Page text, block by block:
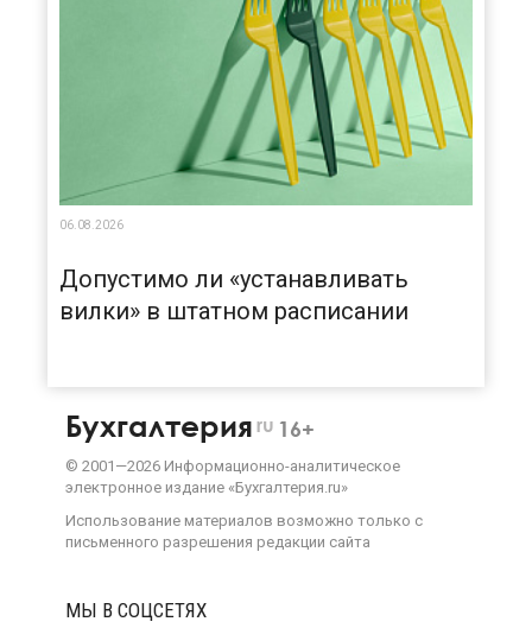
06.08.2026
Допустимо ли «устанавливать
вилки» в штатном расписании
Бухгалтерия ru 16+
© 2001—2026 Информационно-аналитическое
электронное издание «Бухгалтерия.ru»
Использование материалов возможно только с
письменного разрешения редакции сайта
МЫ В СОЦСЕТЯХ